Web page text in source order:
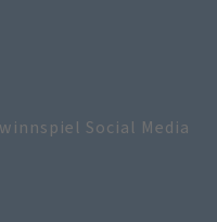
Social Media